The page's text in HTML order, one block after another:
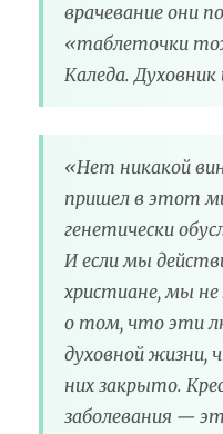
врачевание они
«таблеточки
Каледа.
«Нет никакой
пришел в этот
генетически
И если мы
христиане, мы
о том, что эти
духовной жизни,
них закрыто.
заболевания —